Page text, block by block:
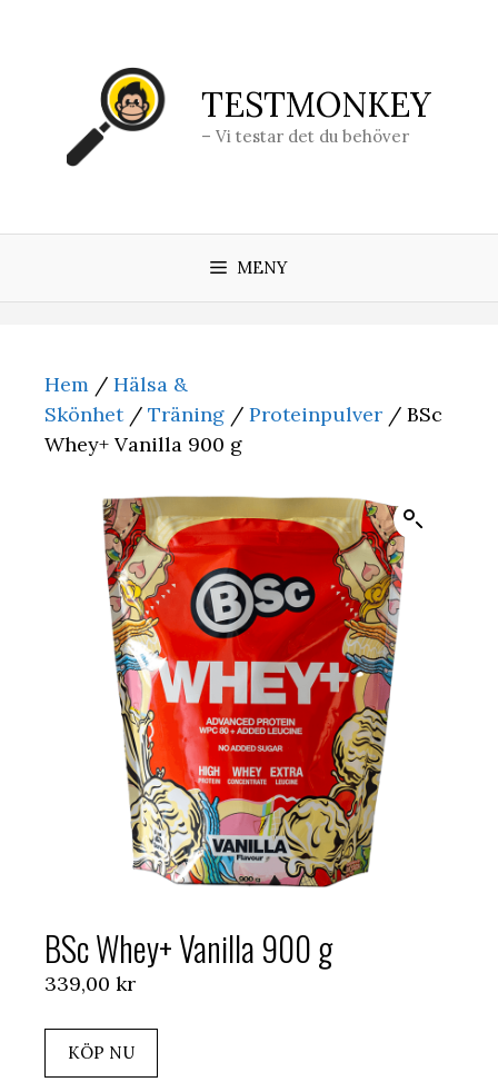
TESTMONKEY
– Vi testar det du behöver
MENY
Hem / Hälsa &
Skönhet/ Träning / Proteinpulver / BSc
Whey+ Vanilla 900 g
BSc Whey+ Vanilla 900 g
339,00 kr
KÖP NU